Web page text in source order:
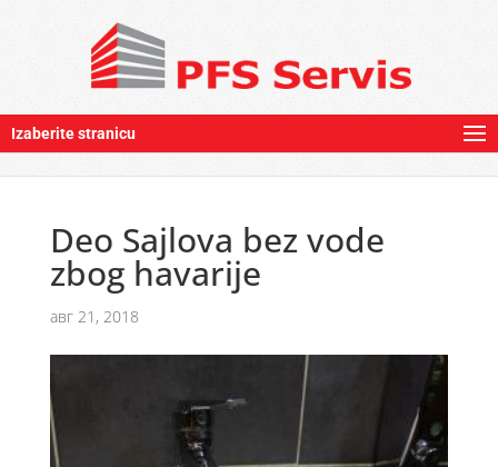
Izaberite stranicu
Deo Sajlova bez vode
zbog havarije
авг 21, 2018